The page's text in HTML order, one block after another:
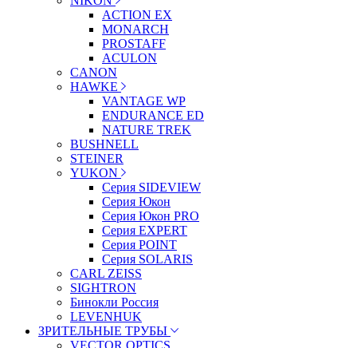
ACTION EX
MONARCH
PROSTAFF
ACULON
CANON
HAWKE
VANTAGE WP
ENDURANCE ED
NATURE TREK
BUSHNELL
STEINER
YUKON
Серия SIDEVIEW
Серия Юкон
Серия Юкон PRO
Серия EXPERT
Серия POINT
Серия SOLARIS
CARL ZEISS
SIGHTRON
Бинокли Россия
LEVENHUK
ЗРИТЕЛЬНЫЕ ТРУБЫ
VECTOR OPTICS